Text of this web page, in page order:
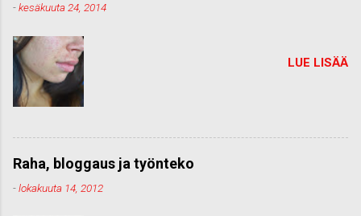
-kesäkuuta 24, 2014
LUE LISÄÄ
Raha, bloggaus ja työnteko
-lokakuuta 14, 2012